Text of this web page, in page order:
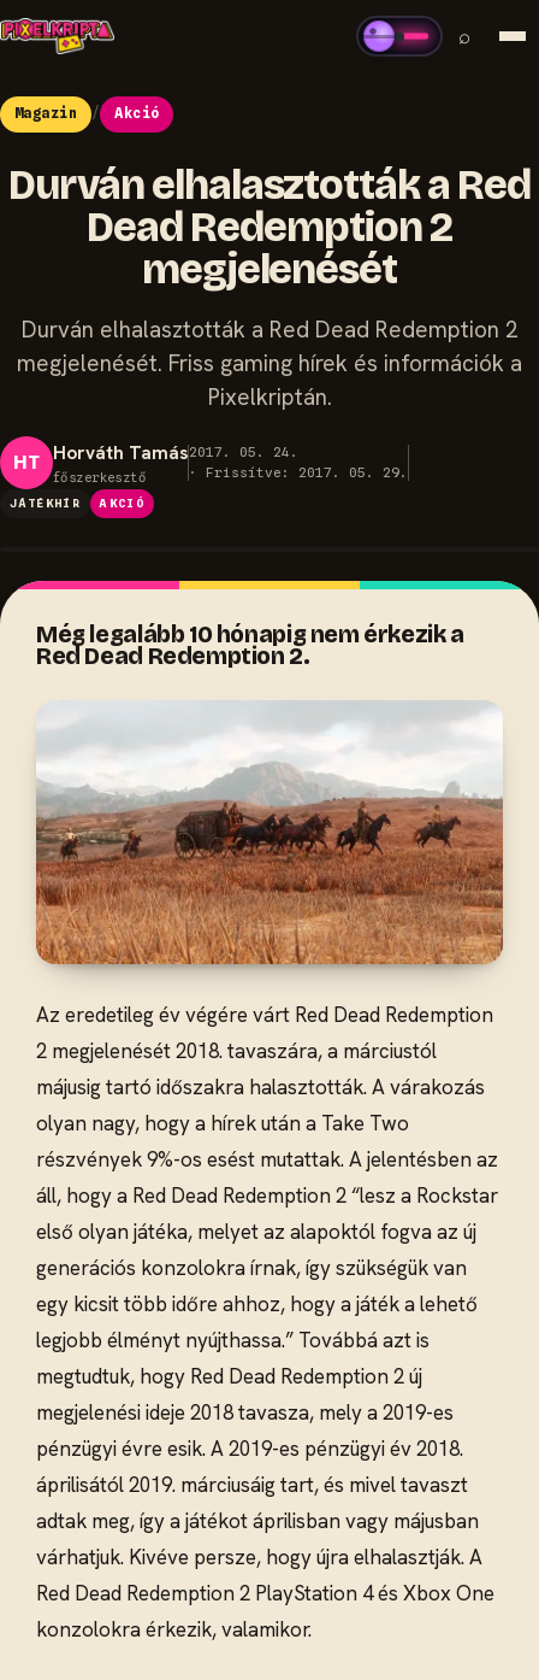
⌕
Magazin / Akció
Durván elhalasztották a Red
Dead Redemption 2
megjelenését
Durván elhalasztották a Red Dead Redemption 2
megjelenését. Friss gaming hírek és információk a
Pixelkriptán.
HT Horváth Tamás
főszerkesztő
2017. 05. 24.
· Frissítve: 2017. 05. 29.
JÁTÉKHÍR AKCIÓ
Még legalább 10 hónapig nem érkezik a
Red Dead Redemption 2.
Az eredetileg év végére várt Red Dead Redemption
2 megjelenését 2018. tavaszára, a márciustól
májusig tartó időszakra halasztották. A várakozás
olyan nagy, hogy a hírek után a Take Two
részvények 9%-os esést mutattak. A jelentésben az
áll, hogy a Red Dead Redemption 2 “lesz a Rockstar
első olyan játéka, melyet az alapoktól fogva az új
generációs konzolokra írnak, így szükségük van
egy kicsit több időre ahhoz, hogy a játék a lehető
legjobb élményt nyújthassa.” Továbbá azt is
megtudtuk, hogy Red Dead Redemption 2 új
megjelenési ideje 2018 tavasza, mely a 2019-es
pénzügyi évre esik. A 2019-es pénzügyi év 2018.
áprilisától 2019. márciusáig tart, és mivel tavaszt
adtak meg, így a játékot áprilisban vagy májusban
várhatjuk. Kivéve persze, hogy újra elhalasztják. A
Red Dead Redemption 2 PlayStation 4 és Xbox One
konzolokra érkezik, valamikor.